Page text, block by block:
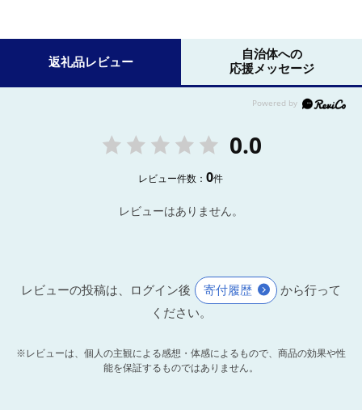
返礼品レビュー
自治体への
応援メッセージ
0.0
レビュー件数：0件
レビューはありません。
レビューの投稿は、ログイン後 寄付履歴
から行って
ください。
※レビューは、個人の主観による感想・体感によるもので、商品の効果や性
能を保証するものではありません。